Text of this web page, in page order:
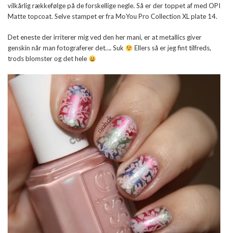
vilkårlig rækkefølge på de forskellige negle. Så er der toppet af med OPI
Matte topcoat. Selve stampet er fra MoYou Pro Collection XL plate 14.
Det eneste der irriterer mig ved den her mani, er at metallics giver
genskin når man fotograferer det…. Suk
Ellers så er jeg fint tilfreds,
trods blomster og det hele